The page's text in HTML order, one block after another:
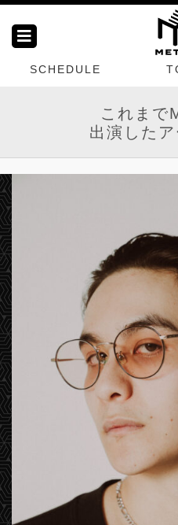
SCHEDULE
これまで
出演した